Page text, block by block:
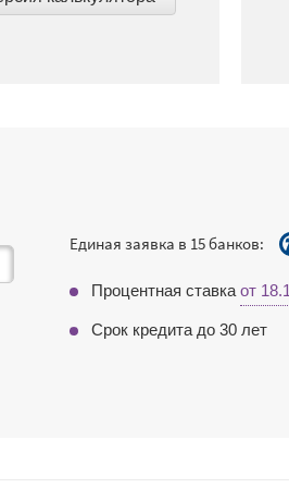
Единая заявка в 15 банков:
Процентная ставка от
Срок кредита до 30 лет